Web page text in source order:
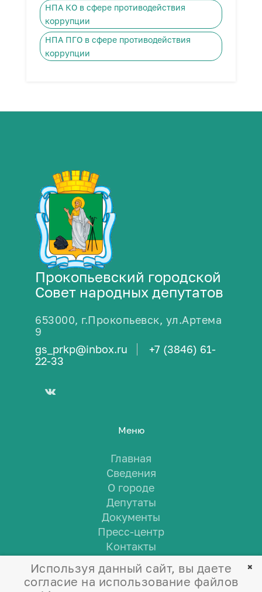
НПА КО в сфере противодействия
коррупции
НПА ПГО в сфере противодействия
коррупции
Используя данный сайт, вы даете
согласие на использование файлов
Прокопьевский городской
Совет народных депутатов
653000, г.Прокопьевск, ул.Артема
9
gs_prkp@inbox.ru
+7 (3846) 61-
22-33
Меню
Главная
Сведения
О городе
Депутаты
Документы
Пресс-центр
Контакты